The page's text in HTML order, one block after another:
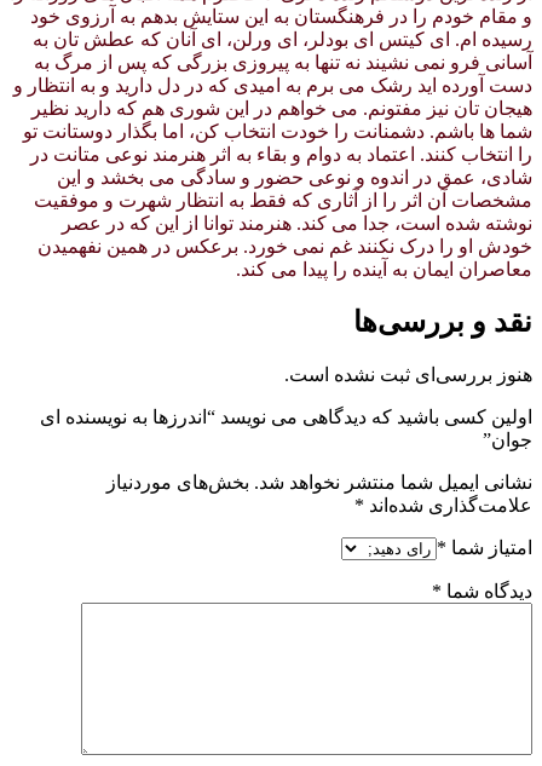
و مقام خودم را در فرهنگستان به این ستایش بدهم به آرزوی خود
رسیده ام. ای کیتس ای بودلر، ای ورلن، ای آنان که عطش تان به
آسانی فرو نمی نشیند نه تنها به پیروزی بزرگی که پس از مرگ به
دست آورده اید رشک می برم به امیدی که در دل دارید و به انتظار و
هیجان تان نیز مفتونم. می خواهم در این شوری هم که دارید نظیر
شما ها باشم. دشمنانت را خودت انتخاب کن، اما بگذار دوستانت تو
را انتخاب کنند. اعتماد به دوام و بقاء به اثر هنرمند نوعی متانت در
شادی، عمق در اندوه و نوعی حضور و سادگی می بخشد و این
مشخصات آن اثر را از آثاری که فقط به انتظار شهرت و موفقیت
نوشته شده است، جدا می کند. هنرمند توانا از این که در عصر
خودش او را درک نکنند غم نمی خورد. برعکس در همین نفهمیدن
معاصران ایمان به آینده را پیدا می کند.
نقد و بررسی‌ها
هنوز بررسی‌ای ثبت نشده است.
اولین کسی باشید که دیدگاهی می نویسد “اندرزها به نویسنده ای
جوان”
نشانی ایمیل شما منتشر نخواهد شد. بخش‌های موردنیاز
علامت‌گذاری شده‌اند *
امتیاز شما *
دیدگاه شما *